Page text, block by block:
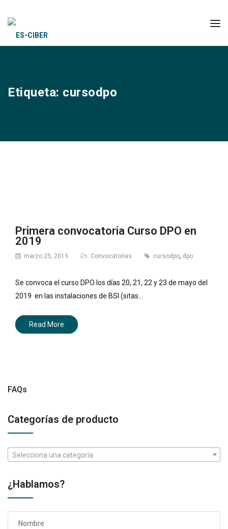
Etiqueta: cursodpo
Primera convocatoria Curso DPO en
2019
marzo 25, 2019 Convocatorias cursodpo, dpo
Se convoca el curso DPO los días 20, 21, 22 y 23 de mayo del
2019 en las instalaciones de BSI (sitas…
Read More
FAQs
Categorías de producto
Selecciona una categoría
¿Hablamos?